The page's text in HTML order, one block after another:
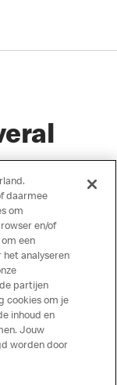
van zowel de
Deze restyling is
meer
eigentijdse beleving
en comfort centraal
daarmee
om
en/of
een
analyseren
partijen
cookies om je
inhoud en
Jouw
worden door